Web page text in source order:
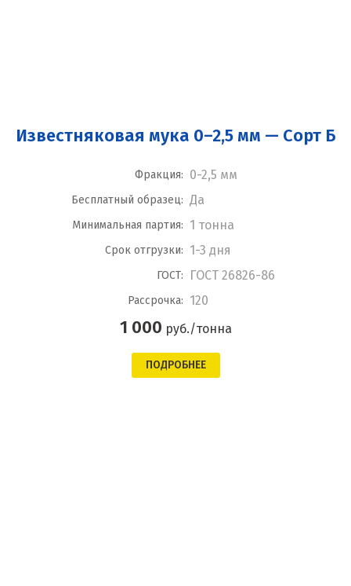
Известняковая мука 0–2,5 мм — Сорт Б
Фракция: 0-2,5 мм
Бесплатный образец: Да
Минимальная партия: 1 тонна
Срок отгрузки: 1-3 дня
ГОСТ: ГОСТ 26826-86
Рассрочка: 120
1 000 руб./тонна
ПОДРОБНЕЕ